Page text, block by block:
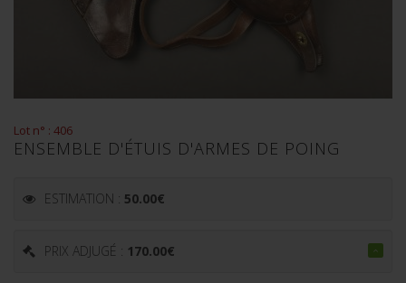
Lot n° : 406
ENSEMBLE D'ÉTUIS D'ARMES DE POING
ESTIMATION : 50.00€
PRIX ADJUGÉ : 170.00€